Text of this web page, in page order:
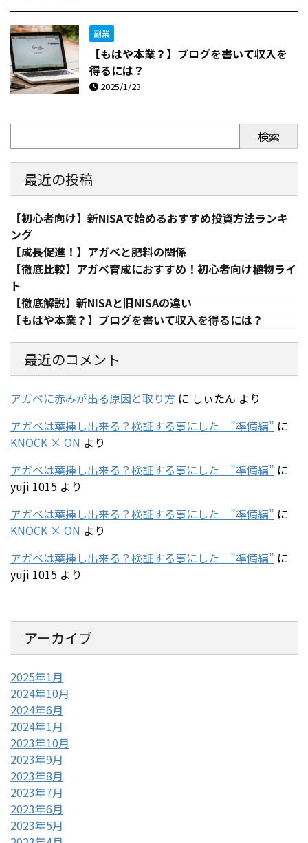
副業
【もはや本業？】ブログを書いて収入を
得るには？
2025/1/23
検索
最近の投稿
【初心者向け】新NISAで始めるおすすめ投資方法ランキ
ング
【成長促進！】アガベと肥料の関係
【徹底比較】アガベ育成におすすめ！初心者向け植物ライ
ト
【徹底解説】新NISAと旧NISAの違い
【もはや本業？】ブログを書いて収入を得るには？
最近のコメント
アガベに赤みが出る原因と取り方 に しぃたん より
アガベは葉挿し出来る？検証する事にした ”準備編” に
KNOCK × ON より
アガベは葉挿し出来る？検証する事にした ”準備編” に
yuji 1015 より
アガベは葉挿し出来る？検証する事にした ”準備編” に
KNOCK × ON より
アガベは葉挿し出来る？検証する事にした ”準備編” に
yuji 1015 より
アーカイブ
2025年1月
2024年10月
2024年6月
2024年1月
2023年10月
2023年9月
2023年8月
2023年7月
2023年6月
2023年5月